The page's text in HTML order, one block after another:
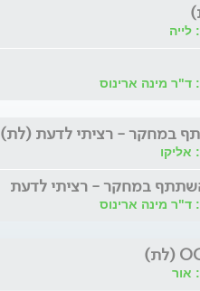
במחקר - רציתי לדעת (לת)